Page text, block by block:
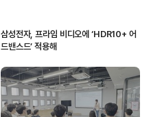
삼성전자, 프라임 비디오에 ‘HDR10+ 어
드밴스드’ 적용해